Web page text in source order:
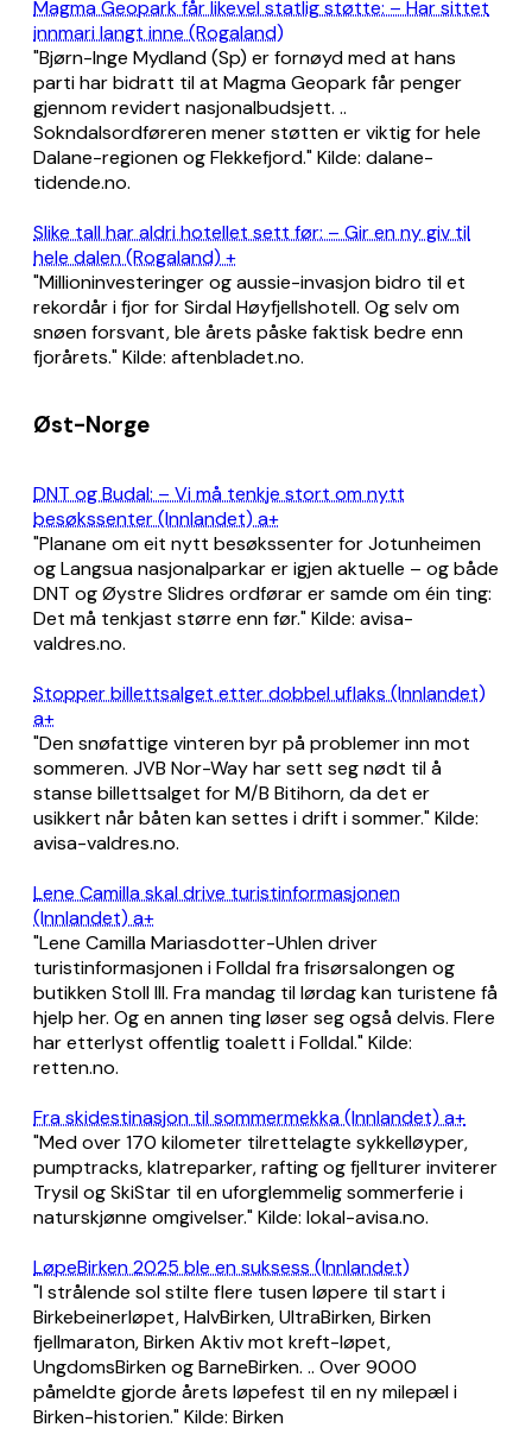
Magma Geopark får likevel statlig støtte: – Har sittet
innmari langt inne (Rogaland)
"Bjørn-Inge Mydland (Sp) er fornøyd med at hans
parti har bidratt til at Magma Geopark får penger
gjennom revidert nasjonalbudsjett. ..
Sokndalsordføreren mener støtten er viktig for hele
Dalane-regionen og Flekkefjord." Kilde: dalane-
tidende.no.
Slike tall har aldri hotellet sett før: – Gir en ny giv til
hele dalen (Rogaland) +
"Millioninvesteringer og aussie-invasjon bidro til et
rekordår i fjor for Sirdal Høyfjellshotell. Og selv om
snøen forsvant, ble årets påske faktisk bedre enn
fjorårets." Kilde: aftenbladet.no.
Øst-Norge
DNT og Budal: – Vi må tenkje stort om nytt
besøkssenter (Innlandet) a+
"Planane om eit nytt besøkssenter for Jotunheimen
og Langsua nasjonalparkar er igjen aktuelle – og både
DNT og Øystre Slidres ordførar er samde om éin ting:
Det må tenkjast større enn før." Kilde: avisa-
valdres.no.
Stopper billettsalget etter dobbel uflaks (Innlandet)
a+
"Den snøfattige vinteren byr på problemer inn mot
sommeren. JVB Nor-Way har sett seg nødt til å
stanse billettsalget for M/B Bitihorn, da det er
usikkert når båten kan settes i drift i sommer." Kilde:
avisa-valdres.no.
Lene Camilla skal drive turistinformasjonen
(Innlandet) a+
"Lene Camilla Mariasdotter-Uhlen driver
turistinformasjonen i Folldal fra frisørsalongen og
butikken Stoll III. Fra mandag til lørdag kan turistene få
hjelp her. Og en annen ting løser seg også delvis. Flere
har etterlyst offentlig toalett i Folldal." Kilde:
retten.no.
Fra skidestinasjon til sommermekka (Innlandet) a+
"Med over 170 kilometer tilrettelagte sykkelløyper,
pumptracks, klatreparker, rafting og fjellturer inviterer
Trysil og SkiStar til en uforglemmelig sommerferie i
naturskjønne omgivelser." Kilde: lokal-avisa.no.
LøpeBirken 2025 ble en suksess (Innlandet)
"I strålende sol stilte flere tusen løpere til start i
Birkebeinerløpet, HalvBirken, UltraBirken, Birken
fjellmaraton, Birken Aktiv mot kreft-løpet,
UngdomsBirken og BarneBirken. .. Over 9000
påmeldte gjorde årets løpefest til en ny milepæl i
Birken-historien." Kilde: Birken